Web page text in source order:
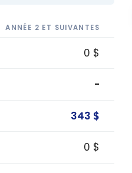
ANNÉE 2 ET SUIVANTES
0 $
-
343 $
0 $